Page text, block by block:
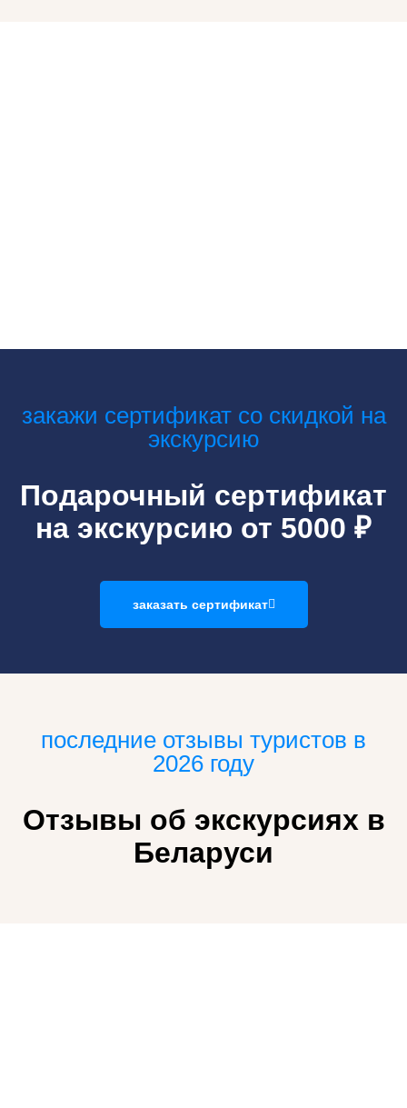
закажи сертификат со скидкой на
экскурсию
Подарочный сертификат
на экскурсию от 5000 ₽
заказать сертификат
последние отзывы туристов в
2026 году
Отзывы об экскурсиях в
Беларуси